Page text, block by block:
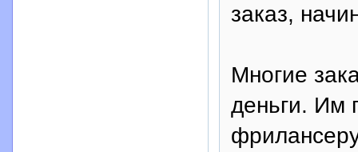
заказ,
Многие
деньги. Им